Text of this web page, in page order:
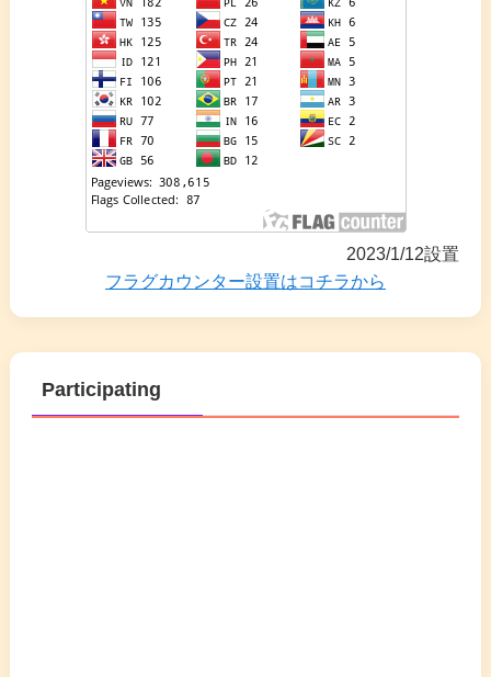
2023/1/12設置
フラグカウンター設置はコチラから
Participating